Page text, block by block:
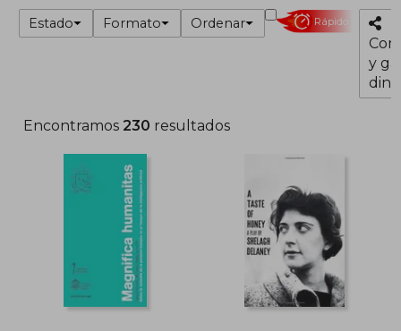
Estado Formato Ordenar Rápido
y
Encontramos230 resultados